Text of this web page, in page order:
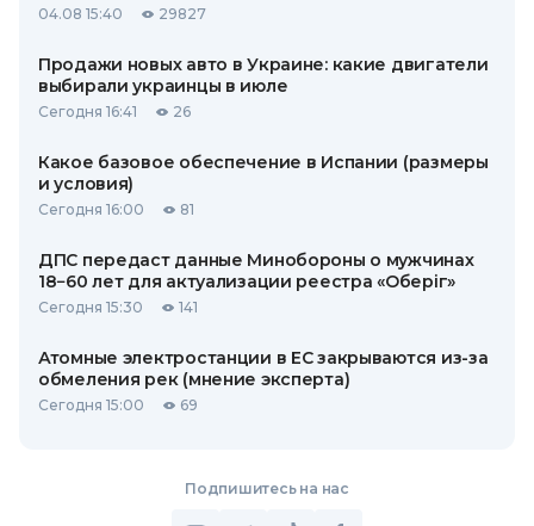
04.08 15:40 29827
Продажи новых авто в Украине: какие двигатели
выбирали украинцы в июле
Сегодня 16:41 26
Какое базовое обеспечение в Испании (размеры
и условия)
Сегодня 16:00 81
ДПС передаст данные Минобороны о мужчинах
18−60 лет для актуализации реестра «Оберіг»
Сегодня 15:30 141
Атомные электростанции в ЕС закрываются из-за
обмеления рек (мнение эксперта)
Сегодня 15:00 69
Подпишитесь на нас